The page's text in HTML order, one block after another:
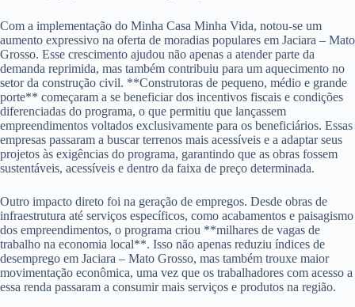
Com a implementação do Minha Casa Minha Vida, notou-se um
aumento expressivo na oferta de moradias populares em Jaciara – Mato
Grosso. Esse crescimento ajudou não apenas a atender parte da
demanda reprimida, mas também contribuiu para um aquecimento no
setor da construção civil. **Construtoras de pequeno, médio e grande
porte** começaram a se beneficiar dos incentivos fiscais e condições
diferenciadas do programa, o que permitiu que lançassem
empreendimentos voltados exclusivamente para os beneficiários. Essas
empresas passaram a buscar terrenos mais acessíveis e a adaptar seus
projetos às exigências do programa, garantindo que as obras fossem
sustentáveis, acessíveis e dentro da faixa de preço determinada.
Outro impacto direto foi na geração de empregos. Desde obras de
infraestrutura até serviços específicos, como acabamentos e paisagismo
dos empreendimentos, o programa criou **milhares de vagas de
trabalho na economia local**. Isso não apenas reduziu índices de
desemprego em Jaciara – Mato Grosso, mas também trouxe maior
movimentação econômica, uma vez que os trabalhadores com acesso a
essa renda passaram a consumir mais serviços e produtos na região.